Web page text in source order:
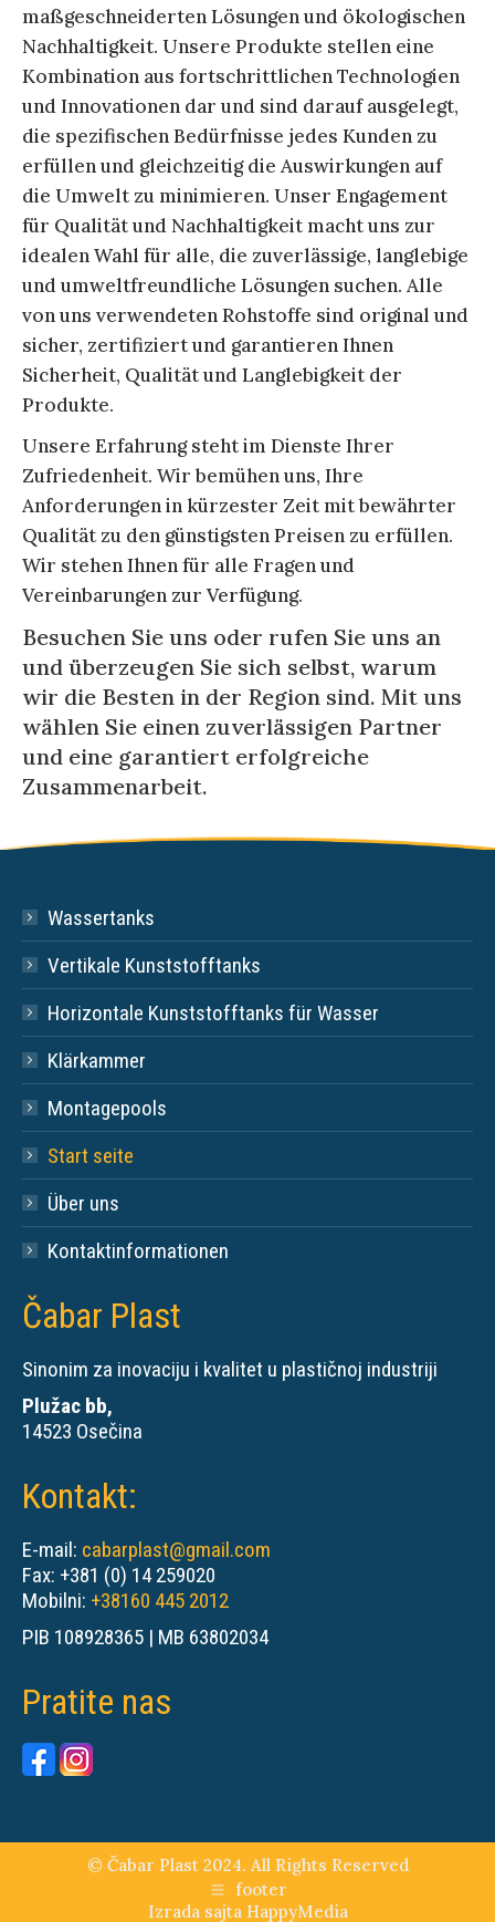
maßgeschneiderten Lösungen und ökologischen
Nachhaltigkeit. Unsere Produkte stellen eine
Kombination aus fortschrittlichen Technologien
und Innovationen dar und sind darauf ausgelegt,
die spezifischen Bedürfnisse jedes Kunden zu
erfüllen und gleichzeitig die Auswirkungen auf
die Umwelt zu minimieren. Unser Engagement
für Qualität und Nachhaltigkeit macht uns zur
idealen Wahl für alle, die zuverlässige, langlebige
und umweltfreundliche Lösungen suchen. Alle
von uns verwendeten Rohstoffe sind original und
sicher, zertifiziert und garantieren Ihnen
Sicherheit, Qualität und Langlebigkeit der
Produkte.
Unsere Erfahrung steht im Dienste Ihrer
Zufriedenheit. Wir bemühen uns, Ihre
Anforderungen in kürzester Zeit mit bewährter
Qualität zu den günstigsten Preisen zu erfüllen.
Wir stehen Ihnen für alle Fragen und
Vereinbarungen zur Verfügung.
Besuchen Sie uns oder rufen Sie uns an
und überzeugen Sie sich selbst, warum
wir die Besten in der Region sind. Mit uns
wählen Sie einen zuverlässigen Partner
und eine garantiert erfolgreiche
Zusammenarbeit.
Wassertanks
Vertikale Kunststofftanks
Horizontale Kunststofftanks für Wasser
Klärkammer
Montagepools
Start seite
Über uns
Kontaktinformationen
Čabar Plast
Sinonim za inovaciju i kvalitet u plastičnoj industriji
Plužac bb,
14523 Osečina
Kontakt:
E-mail: cabarplast@gmail.com
Fax: +381 (0) 14 259020
Mobilni: +38160 445 2012
PIB 108928365 | MB 63802034
Pratite nas
© Čabar Plast 2024. All Rights Reserved
footer
Izrada sajta HappyMedia